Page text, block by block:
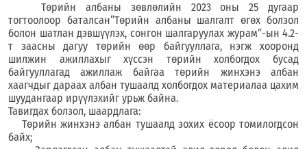
Төрийн албаны зөвлөлийн 2023 оны 25 дугаар
тогтоолоор баталсан“Төрийн албаны шалгалт өгөх болзол
болон шатлан дэвшүүлэх, сонгон шалгаруулах журам”-ын 4.2-
т заасны дагуу төрийн өөр байгууллага, нэгж хооронд
шилжин ажиллахыг хүссэн төрийн холбогдох бусад
байгууллагад ажиллаж байгаа төрийн жинхэнэ албан
хаагчдыг дараах албан тушаалд холбогдох материалаа цахим
шуудангаар ирүүлэхийг урьж байна.
Тавигдах болзол, шаардлага:
Төрийн жинхэнэ албан тушаалд зохих ёсоор томилогдсон
байх;